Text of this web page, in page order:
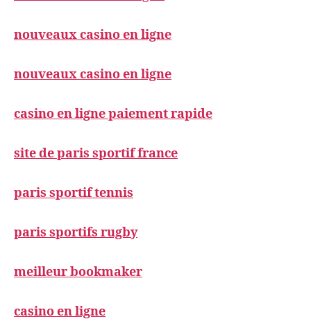
nouveaux casino en ligne
nouveaux casino en ligne
casino en ligne paiement rapide
site de paris sportif france
paris sportif tennis
paris sportifs rugby
meilleur bookmaker
casino en ligne